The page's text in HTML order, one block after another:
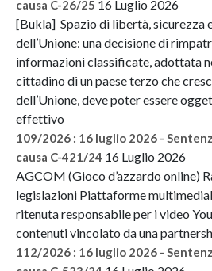
causa C-26/25 16 Luglio 2026
[Bukla] Spazio di libertà, sicurezza
dell’Unione: una decisione di
informazioni classificate, adottata
cittadino di un paese terzo che
dell’Unione, deve poter essere
effettivo
109/2026 : 16 luglio 2026 -
causa C-421/24 16 Luglio 2026
AGCOM (Gioco d’azzardo online)
legislazioni Piattaforme
ritenuta responsabile per i video
contenuti vincolato da una
112/2026 : 16 luglio 2026 -